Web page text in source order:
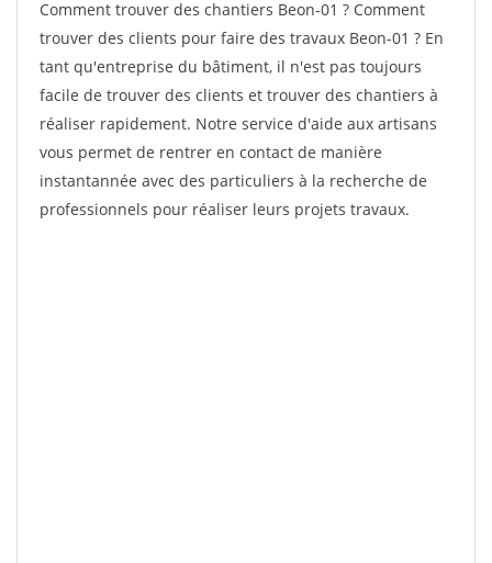
Comment trouver des chantiers Beon-01 ? Comment
trouver des clients pour faire des travaux Beon-01 ? En
tant qu'entreprise du bâtiment, il n'est pas toujours
facile de trouver des clients et trouver des chantiers à
réaliser rapidement. Notre service d'aide aux artisans
vous permet de rentrer en contact de manière
instantannée avec des particuliers à la recherche de
professionnels pour réaliser leurs projets travaux.